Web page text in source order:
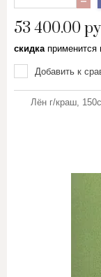
53 400.00
скидка применится
Добавить к
Лён г/краш,